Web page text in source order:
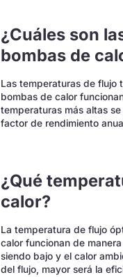
¿Cuáles son
bombas de
Las temperaturas de flujo
bombas de calor
temperaturas más altas
factor de rendimiento
¿Qué
calor?
La temperatura de flujo
calor funcionan de
siendo bajo y el calor
del flujo, mayor será la